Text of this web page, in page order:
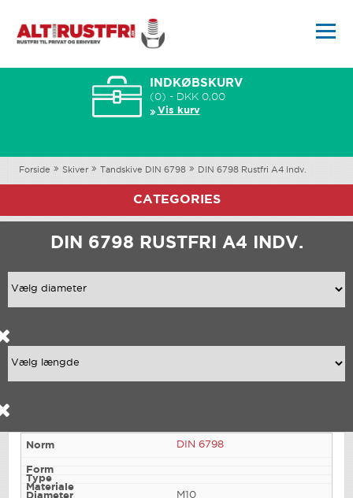
INDKØBSKURV
(0) - DKK 0,00
Vis kurv
Forside Skiver Tandskive DIN 6798 DIN 6798 Rustfri A4 Indv.
CATEGORIES
DIN 6798 RUSTFRI A4 INDV.
DIN 6798
M10